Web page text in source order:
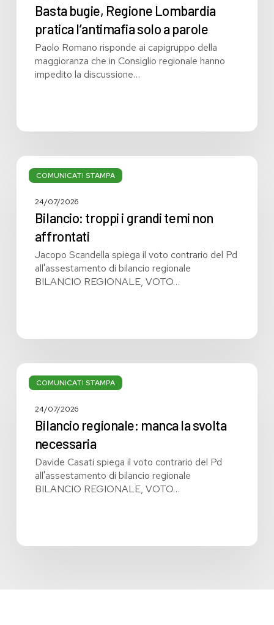
Basta bugie, Regione Lombardia
pratica l’antimafia solo a parole
Paolo Romano risponde ai capigruppo della
maggioranza che in Consiglio regionale hanno
impedito la discussione…
COMUNICATI STAMPA
Bilancio:
troppi
grandi
affrontati
24/07/2026
Bilancio: troppi i grandi temi non
affrontati
Jacopo Scandella spiega il voto contrario del Pd
all'assestamento di bilancio regionale
BILANCIO REGIONALE, VOTO…
COMUNICATI STAMPA
Bilancio
regionale:
svolta
24/07/2026
Bilancio regionale: manca la svolta
necessaria
Davide Casati spiega il voto contrario del Pd
all'assestamento di bilancio regionale
BILANCIO REGIONALE, VOTO…